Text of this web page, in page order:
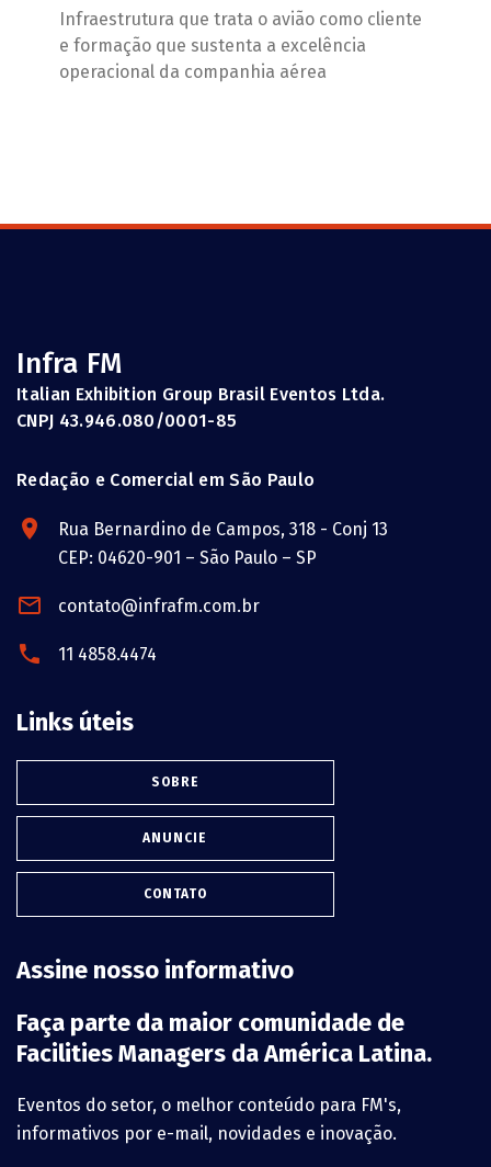
Infraestrutura que trata o avião como cliente
e formação que sustenta a excelência
operacional da companhia aérea
Infra FM
Italian Exhibition Group Brasil Eventos Ltda.
CNPJ 43.946.080/0001-85
Redação e Comercial em São Paulo
Rua Bernardino de Campos, 318 - Conj 13
CEP: 04620-901 – São Paulo – SP
contato@infrafm.com.br
11 4858.4474
Links úteis
SOBRE
ANUNCIE
CONTATO
Assine nosso informativo
Faça parte da maior comunidade de
Facilities Managers da América Latina.
Eventos do setor, o melhor conteúdo para FM's,
informativos por e-mail, novidades e inovação.